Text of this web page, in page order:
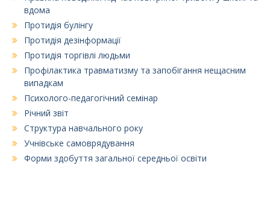
вдома
Протидія булінгу
Протидія дезінформації
Протидія торгівлі людьми
Профілактика травматизму та запобігання нещасним
випадкам
Психолого-педагогічний семінар
Річний звіт
Структура навчального року
Учнівське самоврядування
Форми здобуття загальної середньої освіти